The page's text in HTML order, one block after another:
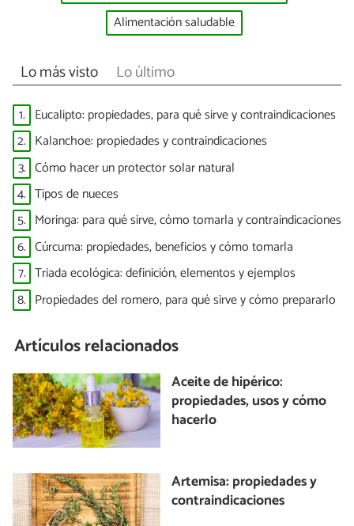
Alimentación saludable
Lo más visto Lo último
1. Eucalipto: propiedades, para qué sirve y contraindicaciones
2. Kalanchoe: propiedades y contraindicaciones
3. Cómo hacer un protector solar natural
4. Tipos de nueces
5. Moringa: para qué sirve, cómo tomarla y contraindicaciones
6. Cúrcuma: propiedades, beneficios y cómo tomarla
7. Triada ecológica: definición, elementos y ejemplos
8. Propiedades del romero, para qué sirve y cómo prepararlo
Artículos relacionados
Aceite de hipérico:
propiedades, usos y cómo
hacerlo
Artemisa: propiedades y
contraindicaciones